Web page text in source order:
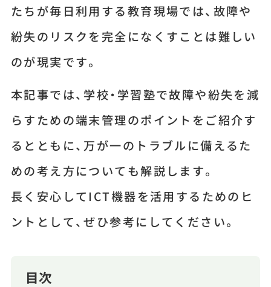
たちが毎日利用する教育現場では、故障や
紛失のリスクを完全になくすことは難しい
のが現実です。
本記事では、学校・学習塾で故障や紛失を減
らすための端末管理のポイントをご紹介す
るとともに、万が一のトラブルに備えるた
めの考え方についても解説します。
長く安心してICT機器を活用するためのヒ
ントとして、ぜひ参考にしてください。
目次